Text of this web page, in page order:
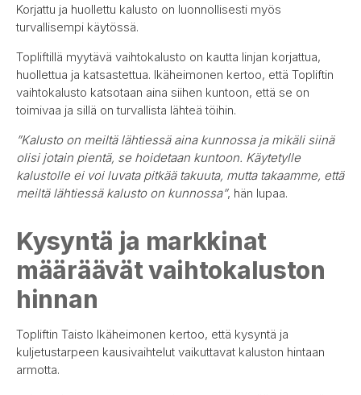
Korjattu ja huollettu kalusto on luonnollisesti myös
turvallisempi käytössä.
Topliftillä myytävä vaihtokalusto on kautta linjan korjattua,
huollettua ja katsastettua. Ikäheimonen kertoo, että Topliftin
vaihtokalusto katsotaan aina siihen kuntoon, että se on
toimivaa ja sillä on turvallista lähteä töihin.
”Kalusto on meiltä lähtiessä aina kunnossa ja mikäli siinä
olisi jotain pientä, se hoidetaan kuntoon. Käytetylle
kalustolle ei voi luvata pitkää takuuta, mutta takaamme, että
meiltä lähtiessä kalusto on kunnossa”, hän lupaa.
Kysyntä ja markkinat
määräävät vaihtokaluston
hinnan
Topliftin Taisto Ikäheimonen kertoo, että kysyntä ja
kuljetustarpeen kausivaihtelut vaikuttavat kaluston hintaan
armotta.